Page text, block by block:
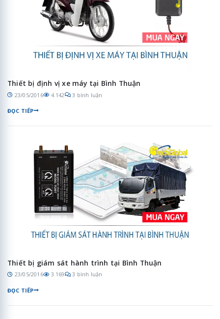
Thiết bị định vị xe máy tại Bình Thuận
23/05/2016 4.142 3 bình luận
ĐỌC TIẾP
Thiết bị giám sát hành trình tại Bình Thuận
23/05/2016 3.169 3 bình luận
ĐỌC TIẾP